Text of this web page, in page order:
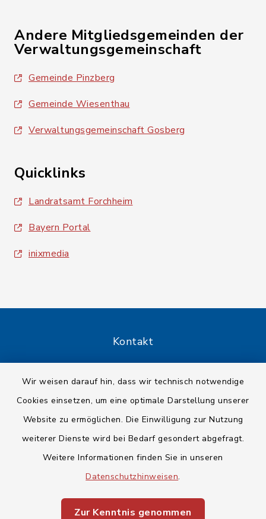
Wir weisen darauf hin, dass wir technisch notwendige
Cookies einsetzen, um eine optimale Darstellung unserer
Website zu ermöglichen. Die Einwilligung zur Nutzung
weiterer Dienste wird bei Bedarf gesondert abgefragt.
Weitere Informationen finden Sie in unseren
Datenschutzhinweisen.
Zur Kenntnis genommen
Andere Mitgliedsgemeinden der
Verwaltungsgemeinschaft
Gemeinde Pinzberg
Gemeinde Wiesenthau
Verwaltungsgemeinschaft Gosberg
Quicklinks
Landratsamt Forchheim
Bayern Portal
inixmedia
Kontakt
Datenschutz
Impressum
Sitemap
Cookie-Einstellungen